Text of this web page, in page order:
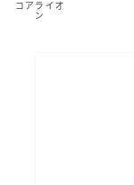
コアライオ
ン